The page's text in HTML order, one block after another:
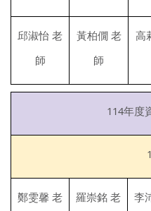
邱淑怡 老
師
黃柏僩 老
師
高
114年度
鄭雯馨 老 羅崇銘 老 李